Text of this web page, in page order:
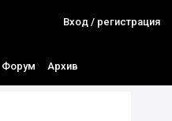
Вход / регистрация
Форум Архив